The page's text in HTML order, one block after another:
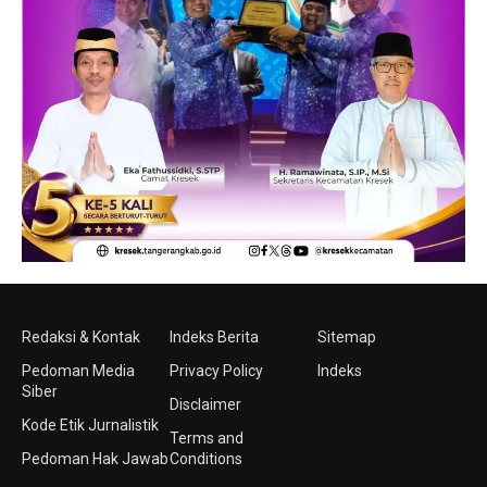
Redaksi & Kontak
Pedoman Media
Siber
Kode Etik Jurnalistik
Pedoman Hak Jawab
Indeks Berita
Privacy Policy
Disclaimer
Terms and
Conditions
Sitemap
Indeks